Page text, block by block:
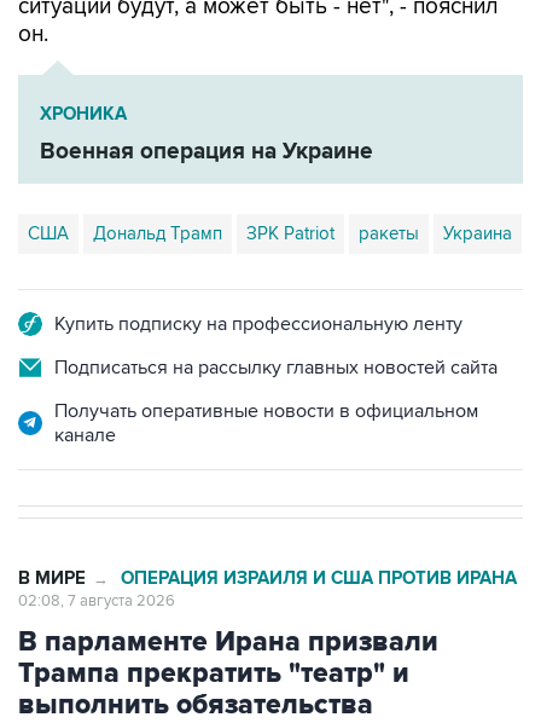
ситуации будут, а может быть - нет", - пояснил
он.
ХРОНИКА
Военная операция на Украине
США Дональд Трамп ЗРК Patriot ракеты Украина
Купить подписку на профессиональную ленту
Подписаться на рассылку главных новостей сайта
Получать оперативные новости в официальном
канале
В МИРЕ → ОПЕРАЦИЯ ИЗРАИЛЯ И США ПРОТИВ ИРАНА
02:08, 7 августа 2026
В парламенте Ирана призвали
Трампа прекратить "театр" и
выполнить обязательства